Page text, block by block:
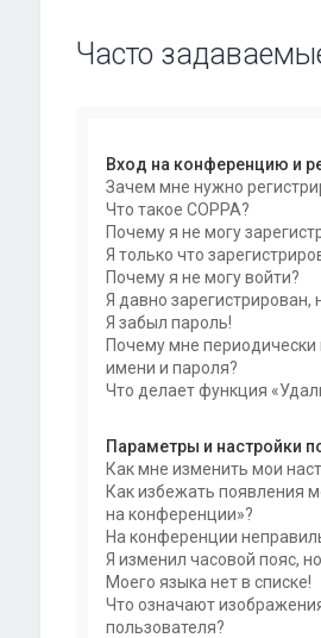
Часто
Вход на конференцию и
Зачем мне нужно
Что такое COPPA?
Почему я не могу
Я только что
Почему я не могу войти?
Я давно зарегистрирован,
Я забыл пароль!
Почему мне периодически
имени и пароля?
Что делает функция
Параметры и настройки
Как мне изменить мои
Как избежать появления
на конференции»?
На конференции
Я изменил часовой пояс,
Моего языка нет в списке!
Что означают
пользователя?